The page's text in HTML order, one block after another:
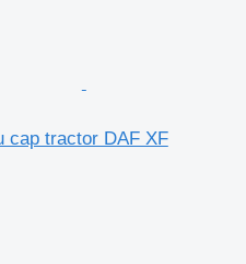
cap tractor DAF XF